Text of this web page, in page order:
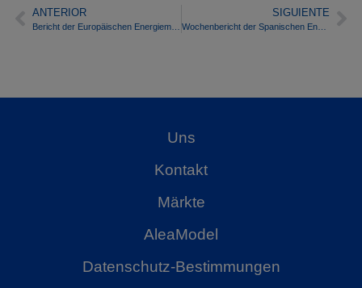
ANTERIOR SIGUIENTE
Wochenbericht der Spanischen Energiemarktpreise – Woche 07/2020
Uns
Kontakt
Märkte
AleaModel
Datenschutz-Bestimmungen